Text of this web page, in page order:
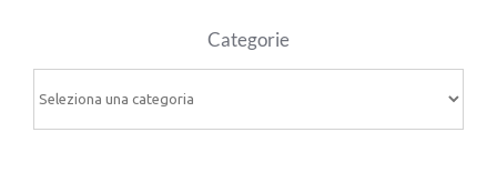
Categorie